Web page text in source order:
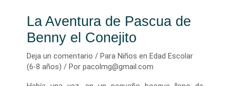
La Aventura de Pascua de
Benny el Conejito
Deja un comentario / Para Niños en Edad Escolar
(6-8 años) / Por pacolmg@gmail.com